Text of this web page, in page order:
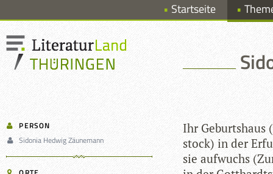
Startseite
PERSON
Sidonia Hedwig Zäunemann
Ihr Geburts­haus
stock) in der
sie auf­wuchs